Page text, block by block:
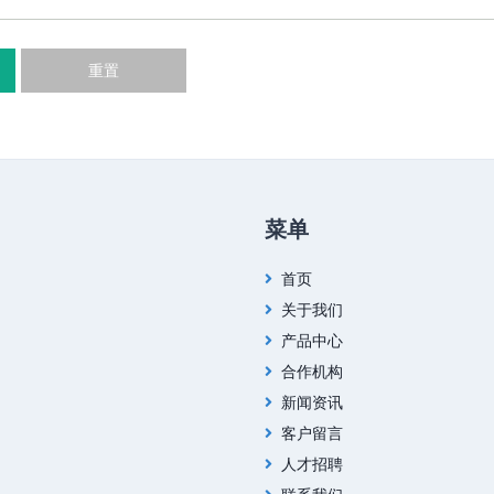
重置
菜单
首页
关于我们
产品中心
合作机构
新闻资讯
客户留言
人才招聘